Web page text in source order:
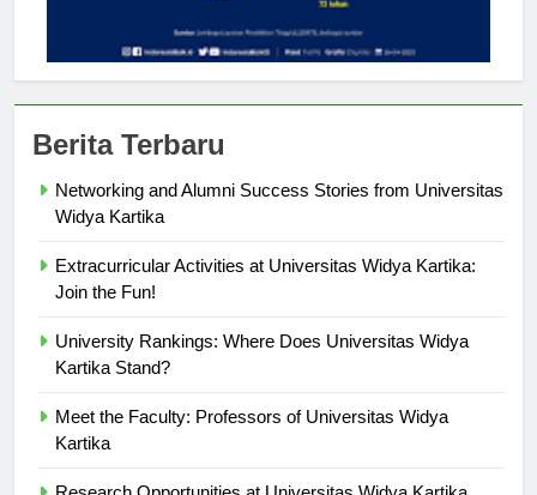
Berita Terbaru
Networking and Alumni Success Stories from Universitas
Extracurricular Activities at Universitas Widya Kartika:
University Rankings: Where Does Universitas Widya
Meet the Faculty: Professors of Universitas Widya